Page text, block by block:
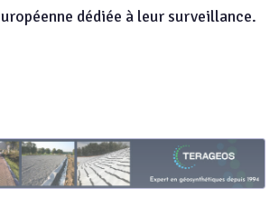
dédiée à leur surveillance.